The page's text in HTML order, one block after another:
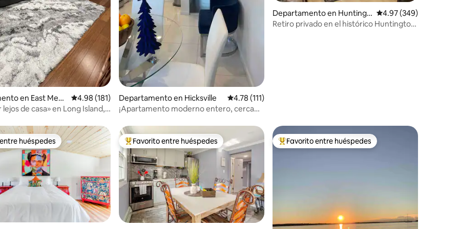
en East Mead
Calificación promedio: 4.98 de 5; 181 evaluaciones
4.98 (181)
lejos de casa» en Long Island,
Departamento en Hicksville Calificación promedio: 4.78 de 5; 111 evaluaciones
4.78 (111)
¡Apartamento moderno entero, cerca
Departamento en Huntingt
on
Calificación promedio:
4.97 (349)
Retiro privado en el histórico Huntington
huéspedes
huéspedes De los mejores en Favorito entre huéspedes
Favorito entre huéspedes De los mejores en Favorito entre huéspedes
Favorito entre huéspedes